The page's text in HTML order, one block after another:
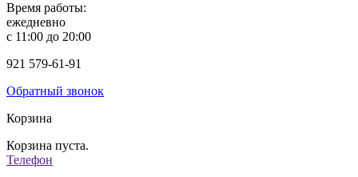
Время работы:
ежедневно
с 11:00 до 20:00
921 579-61-91
Обратный звонок
Корзина
Корзина пуста.
Телефон